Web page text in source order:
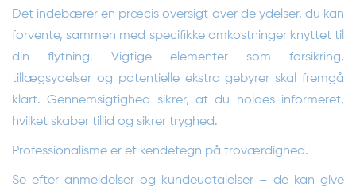
Det indebærer en præcis oversigt over de ydelser, du kan
forvente, sammen med specifikke omkostninger knyttet til
din flytning. Vigtige elementer som forsikring,
tillægsydelser og potentielle ekstra gebyrer skal fremgå
klart. Gennemsigtighed sikrer, at du holdes informeret,
hvilket skaber tillid og sikrer tryghed.
Professionalisme er et kendetegn på troværdighed.
Se efter anmeldelser og kundeudtalelser – de kan give